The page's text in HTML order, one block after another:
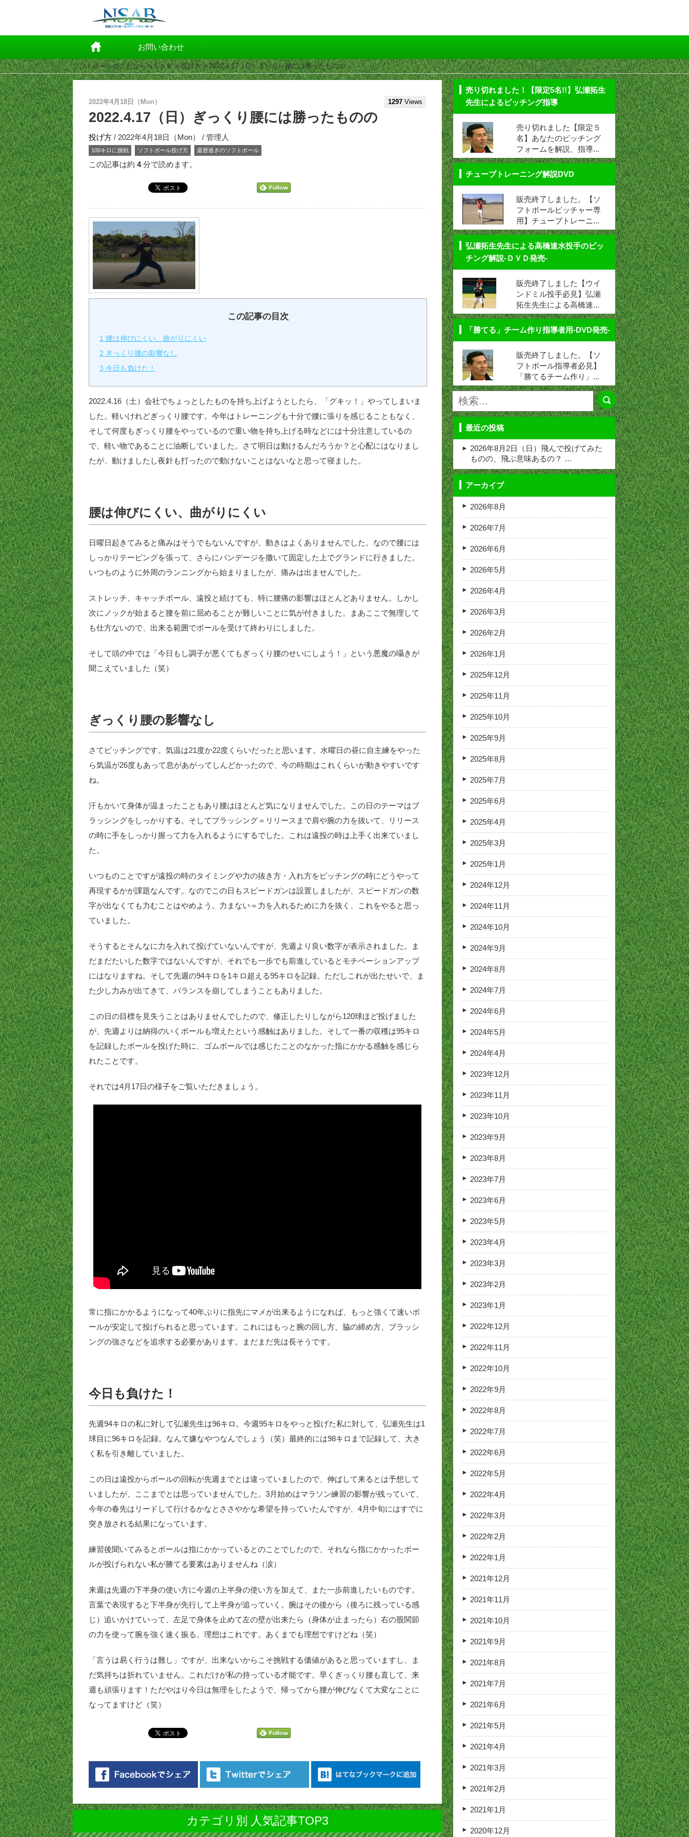
お問い合わせ
ソフトボールのことならＮＳＡＢ>投げ方> 2022.4.17（日）ぎっくり腰には勝ったものの
2022年4月18日（Mon） 1297 Views
2022.4.17（日）ぎっくり腰には勝ったものの
投げ方 / 2022年4月18日（Mon） / 管理人
100キロに挑戦 ソフトボール投げ方 還暦過ぎのソフトボール
この記事は約 4分で読めます。
この記事の目次
1 腰は伸びにくい、曲がりにくい
2 ぎっくり腰の影響なし
3 今日も負けた！
2022.4.16（土）会社でちょっとしたものを持ち上げようとしたら、「グキッ！」やってしまいま
した。軽いけれどぎっくり腰です。今年はトレーニングも十分で腰に張りを感じることもなく、
そして何度もぎっくり腰をやっているので重い物を持ち上げる時などには十分注意しているの
で、軽い物であることに油断していました。さて明日は動けるんだろうか？と心配にはなりまし
たが、動けましたし夜針も打ったので動けないことはないなと思って寝ました。
腰は伸びにくい、曲がりにくい
日曜日起きてみると痛みはそうでもないんですが、動きはよくありませんでした。なので腰には
しっかりテーピングを張って、さらにバンデージを撒いて固定した上でグランドに行きました。
いつものように外周のランニングから始まりましたが、痛みは出ませんでした。
ストレッチ、キャッチボール、遠投と続けても、特に腰痛の影響はほとんどありません。しかし
次にノックが始まると腰を前に屈めることが難しいことに気が付きました。まあここで無理して
も仕方ないので、出来る範囲でボールを受けて終わりにしました。
そして頭の中では「今日もし調子が悪くてもぎっくり腰のせいにしよう！」という悪魔の囁きが
聞こえていました（笑）
ぎっくり腰の影響なし
さてピッチングです。気温は21度か22度くらいだったと思います。水曜日の昼に自主練をやった
ら気温が26度もあって息があがってしんどかったので、今の時期はこれくらいが動きやすいです
ね。
汗もかいて身体が温まったこともあり腰はほとんど気になりませんでした。この日のテーマはブ
ラッシングをしっかりする。そしてブラッシング＝リリースまで肩や腕の力を抜いて、リリース
の時に手をしっかり握って力を入れるようにするでした。これは遠投の時は上手く出来ていまし
た。
いつものことですが遠投の時のタイミングや力の抜き方・入れ方をピッチングの時にどうやって
再現するかが課題なんです。なのでこの日もスピードガンは設置しましたが、スピードガンの数
字が出なくても力むことはやめよう。力まない＝力を入れるために力を抜く、これをやると思っ
ていました。
そうするとそんなに力を入れて投げていないんですが、先週より良い数字が表示されました。ま
だまだたいした数字ではないんですが、それでも一歩でも前進しているとモチベーションアップ
にはなりますね。そして先週の94キロを1キロ超える95キロを記録。ただしこれが出たせいで、ま
た少し力みが出てきて、バランスを崩してしまうこともありました。
この日の目標を見失うことはありませんでしたので、修正したりしながら120球ほど投げました
が、先週よりは納得のいくボールも増えたという感触はありました。そして一番の収穫は95キロ
を記録したボールを投げた時に、ゴムボールでは感じたことのなかった指にかかる感触を感じら
れたことです。
それでは4月17日の様子をご覧いただきましょう。
常に指にかかるようになって40年ぶりに指先にマメが出来るようになれば、もっと強くて速いボ
ールが安定して投げられると思っています。これにはもっと腕の回し方、脇の締め方、ブラッシ
ングの強さなどを追求する必要があります。まだまだ先は長そうです。
今日も負けた！
先週94キロの私に対して弘瀬先生は96キロ。今週95キロをやっと投げた私に対して、弘瀬先生は1
球目に96キロを記録。なんて嫌なやつなんでしょう（笑）最終的には98キロまで記録して、大き
く私を引き離していました。
この日は遠投からボールの回転が先週までとは違っていましたので、伸ばして来るとは予想して
いましたが、ここまでとは思っていませんでした。3月始めはマラソン練習の影響が残っていて、
今年の春先はリードして行けるかなとささやかな希望を持っていたんですが、4月中旬にはすでに
突き放される結果になっています。
練習後聞いてみるとボールは指にかかっているとのことでしたので、それなら指にかかったボー
ルが投げられない私が勝てる要素はありませんね（涙）
来週は先週の下半身の使い方に今週の上半身の使い方を加えて、また一歩前進したいものです。
言葉で表現すると下半身が先行して上半身が追っていく。腕はその後から（後ろに残っている感
じ）追いかけていって、左足で身体を止めて左の壁が出来たら（身体が止まったら）右の股関節
の力を使って腕を強く速く振る。理想はこれです。あくまでも理想ですけどね（笑）
「言うは易く行うは難し」ですが、出来ないからこそ挑戦する価値があると思っていますし、ま
だ気持ちは折れていません。これだけが私の持っている才能です。早くぎっくり腰も直して、来
週も頑張ります！ただやはり今日は無理をしたようで、帰ってから腰が伸びなくて大変なことに
なってますけど（笑）
カテゴリ別 人気記事TOP3
売り切れました！【限定5名!!】弘瀬拓生
先生によるピッチング指導
売り切れました【限定５
名】あなたのピッチング
フォームを解説、指導...
チューブトレーニング解説DVD
販売終了しました。【ソ
フトボールピッチャー専
用】チューブトレーニ...
弘瀬拓生先生による高橋速水投手のピッ
チング解説-ＤＶＤ発売-
販売終了しました【ウイ
ンドミル投手必見】弘瀬
拓生先生による高橋速...
「勝てる」チーム作り指導者用-DVD発売-
販売終了しました。【ソ
フトボール指導者必見】
「勝てるチーム作り」...
最近の投稿
2026年8月2日（日）飛んで投げてみた
ものの、飛ぶ意味あるの？ …
アーカイブ
2026年8月
2026年7月
2026年6月
2026年5月
2026年4月
2026年3月
2026年2月
2026年1月
2025年12月
2025年11月
2025年10月
2025年9月
2025年8月
2025年7月
2025年6月
2025年4月
2025年3月
2025年1月
2024年12月
2024年11月
2024年10月
2024年9月
2024年8月
2024年7月
2024年6月
2024年5月
2024年4月
2023年12月
2023年11月
2023年10月
2023年9月
2023年8月
2023年7月
2023年6月
2023年5月
2023年4月
2023年3月
2023年2月
2023年1月
2022年12月
2022年11月
2022年10月
2022年9月
2022年8月
2022年7月
2022年6月
2022年5月
2022年4月
2022年3月
2022年2月
2022年1月
2021年12月
2021年11月
2021年10月
2021年9月
2021年8月
2021年7月
2021年6月
2021年5月
2021年4月
2021年3月
2021年2月
2021年1月
2020年12月